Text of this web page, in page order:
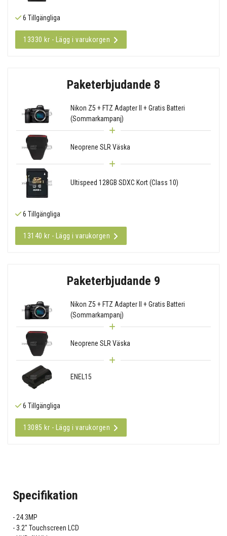
6 Tillgängliga
13330 kr - Lägg i varukorgen
Paketerbjudande 8
Nikon Z5 + FTZ Adapter II + Gratis Batteri
(Sommarkampanj)
Neoprene SLR Väska
Ultispeed 128GB SDXC Kort (Class 10)
6 Tillgängliga
13140 kr - Lägg i varukorgen
Paketerbjudande 9
Nikon Z5 + FTZ Adapter II + Gratis Batteri
(Sommarkampanj)
Neoprene SLR Väska
ENEL15
6 Tillgängliga
13085 kr - Lägg i varukorgen
Specifikation
24.3MP
3.2" Touchscreen LCD